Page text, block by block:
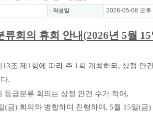
작성일 2026-05-08 오후
류회의 휴회 안내(2026년 5월
조 제1항에 따라 주 1회 개최하되, 상정 안
.
등급분류 회의는 상정 안건 수가 적어,
(금) 회의와 병합하여 진행하며, 5월 15일(금)